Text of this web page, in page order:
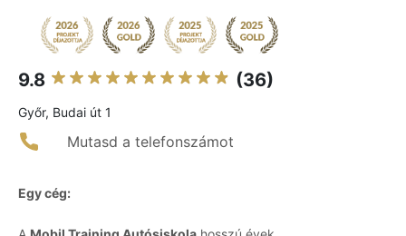
9.8 (36)
Győr, Budai út 1
Mutasd a telefonszámot
Egy cég: